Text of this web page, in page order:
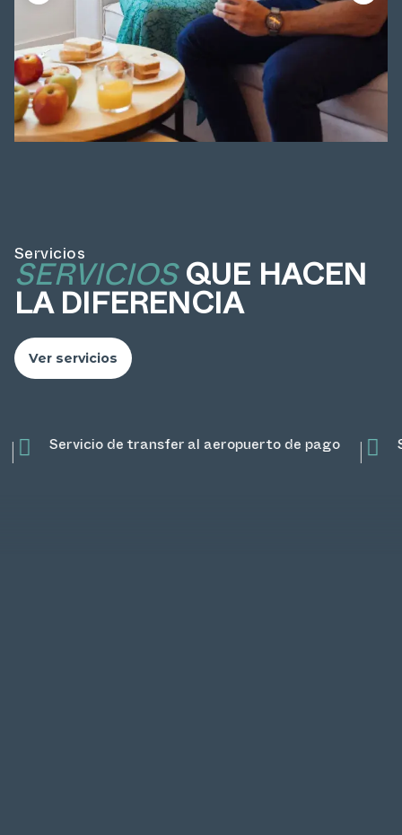
Servicios
SERVICIOSQUE HACEN
LA DIFERENCIA
Ver servicios
Streaming TV Taquillas